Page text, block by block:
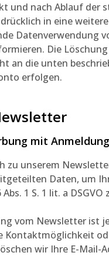
und nach Ablauf der
in eine
Datenverwendung
Die
an die unten
erfolgen.
mit
zu unserem
Daten, um
1 S. 1 lit. a DSGVO
vom Newsletter ist
Kontaktmöglichkeit
wir Ihre E-Mail-